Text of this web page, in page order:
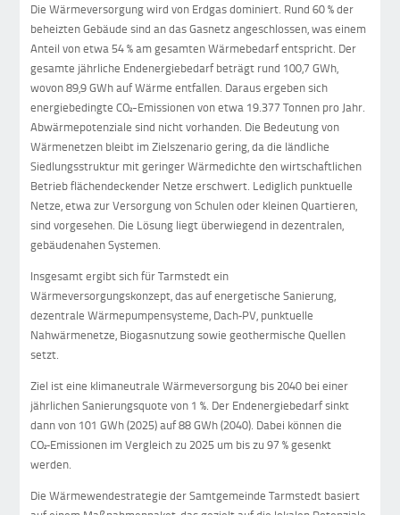
Die Wärmeversorgung wird von Erdgas dominiert. Rund 60 % der
beheizten Gebäude sind an das Gasnetz angeschlossen, was einem
Anteil von etwa 54 % am gesamten Wärmebedarf entspricht. Der
gesamte jährliche Endenergiebedarf beträgt rund 100,7 GWh,
wovon 89,9 GWh auf Wärme entfallen. Daraus ergeben sich
energiebedingte CO₂-Emissionen von etwa 19.377 Tonnen pro Jahr.
Abwärmepotenziale sind nicht vorhanden. Die Bedeutung von
Wärmenetzen bleibt im Zielszenario gering, da die ländliche
Siedlungsstruktur mit geringer Wärmedichte den wirtschaftlichen
Betrieb flächendeckender Netze erschwert. Lediglich punktuelle
Netze, etwa zur Versorgung von Schulen oder kleinen Quartieren,
sind vorgesehen. Die Lösung liegt überwiegend in dezentralen,
gebäudenahen Systemen.
Insgesamt ergibt sich für Tarmstedt ein
Wärmeversorgungskonzept, das auf energetische Sanierung,
dezentrale Wärmepumpensysteme, Dach‑PV, punktuelle
Nahwärmenetze, Biogasnutzung sowie geothermische Quellen
setzt.
Ziel ist eine klimaneutrale Wärmeversorgung bis 2040 bei einer
jährlichen Sanierungsquote von 1 %. Der Endenergiebedarf sinkt
dann von 101 GWh (2025) auf 88 GWh (2040). Dabei können die
CO₂‑Emissionen im Vergleich zu 2025 um bis zu 97 % gesenkt
werden.
Die Wärmewendestrategie der Samtgemeinde Tarmstedt basiert